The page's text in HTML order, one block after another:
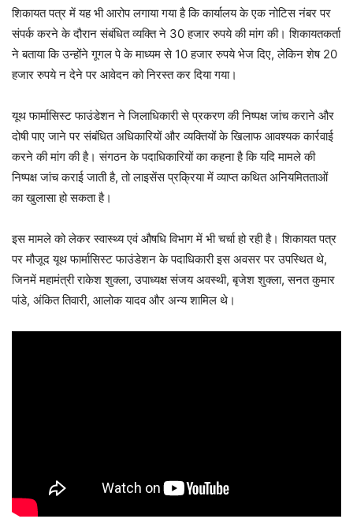
शिकायत पत्र में यह भी आरोप लगाया गया है कि कार्यालय के एक नोटिस नंबर पर
संपर्क करने के दौरान संबंधित व्यक्ति ने 30 हजार रुपये की मांग की। शिकायतकर्ता
ने बताया कि उन्होंने गूगल पे के माध्यम से 10 हजार रुपये भेज दिए, लेकिन शेष 20
हजार रुपये न देने पर आवेदन को निरस्त कर दिया गया।
यूथ फार्मासिस्ट फाउंडेशन ने जिलाधिकारी से प्रकरण की निष्पक्ष जांच कराने और
दोषी पाए जाने पर संबंधित अधिकारियों और व्यक्तियों के खिलाफ आवश्यक कार्रवाई
करने की मांग की है। संगठन के पदाधिकारियों का कहना है कि यदि मामले की
निष्पक्ष जांच कराई जाती है, तो लाइसेंस प्रक्रिया में व्याप्त कथित अनियमितताओं
का खुलासा हो सकता है।
इस मामले को लेकर स्वास्थ्य एवं औषधि विभाग में भी चर्चा हो रही है। शिकायत पत्र
पर मौजूद यूथ फार्मासिस्ट फाउंडेशन के पदाधिकारी इस अवसर पर उपस्थित थे,
जिनमें महामंत्री राकेश शुक्ला, उपाध्यक्ष संजय अवस्थी, बृजेश शुक्ला, सनत कुमार
पांडे, अंकित तिवारी, आलोक यादव और अन्य शामिल थे।